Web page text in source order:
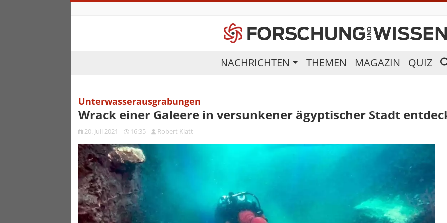
NACHRICHTEN THEMEN MAGAZIN QUIZ
Unterwasserausgrabungen
Wrack einer Galeere in versunkener ägyptischer Stadt
20. Juli 2021 16:35 Robert Klatt